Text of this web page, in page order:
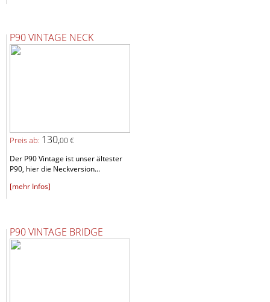
P90 VINTAGE NECK
Preis ab: 130,00 €
Der P90 Vintage ist unser ältester
P90, hier die Neckversion...
[mehr Infos]
P90 VINTAGE BRIDGE